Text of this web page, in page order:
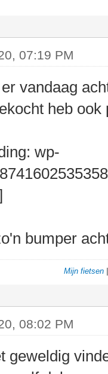
07:19 PM
vandaag
heb
bumper
Mijn fietsen
08:02 PM
geweldig